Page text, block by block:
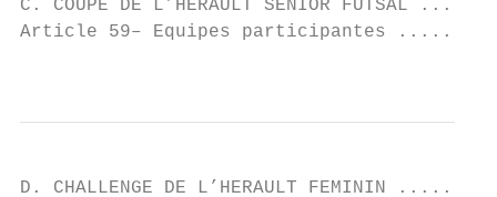
C. COUPE DE L’HERAULT
Article 59– Equipes
D. CHALLENGE DE